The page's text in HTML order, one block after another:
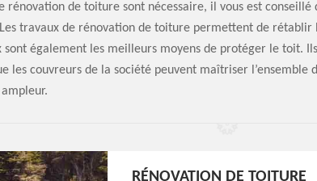
rénovation de toiture sont nécessaire, il vous est
travaux de rénovation de toiture permettent de
sont également les meilleurs moyens de protéger le toit.
les couvreurs de la société peuvent maîtriser l’ensemble
RÉNOVATION DE TOITURE